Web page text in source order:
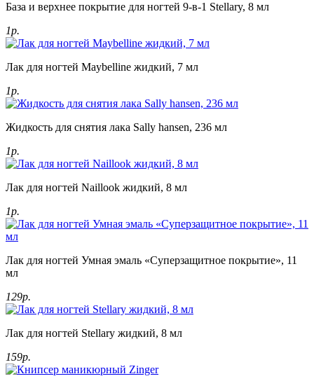
База и верхнее покрытие для ногтей 9-в-1 Stellary, 8 мл
1р.
Лак для ногтей Maybelline жидкий, 7 мл
1р.
Жидкость для снятия лака Sally hansen, 236 мл
1р.
Лак для ногтей Naillook жидкий, 8 мл
1р.
Лак для ногтей Умная эмаль «Суперзащитное покрытие», 11
мл
129р.
Лак для ногтей Stellary жидкий, 8 мл
159р.